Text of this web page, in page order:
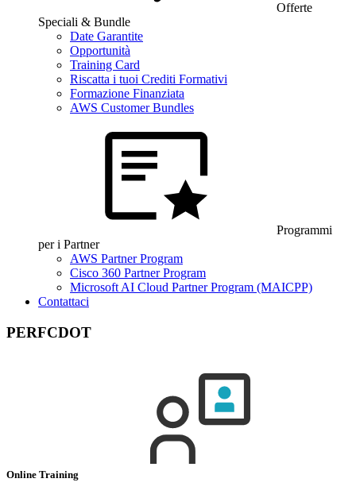
Offerte
Speciali & Bundle
Date Garantite
Opportunità
Training Card
Riscatta i tuoi Crediti Formativi
Formazione Finanziata
AWS Customer Bundles
Programmi
per i Partner
AWS Partner Program
Cisco 360 Partner Program
Microsoft AI Cloud Partner Program (MAICPP)
Contattaci
PERFCDOT
Online Training